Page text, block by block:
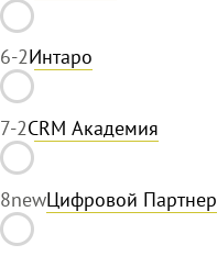
6-2Интаро
7-2CRM Академия
8newЦифровой Партнер